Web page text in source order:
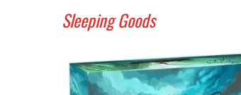
Sleeping Goods